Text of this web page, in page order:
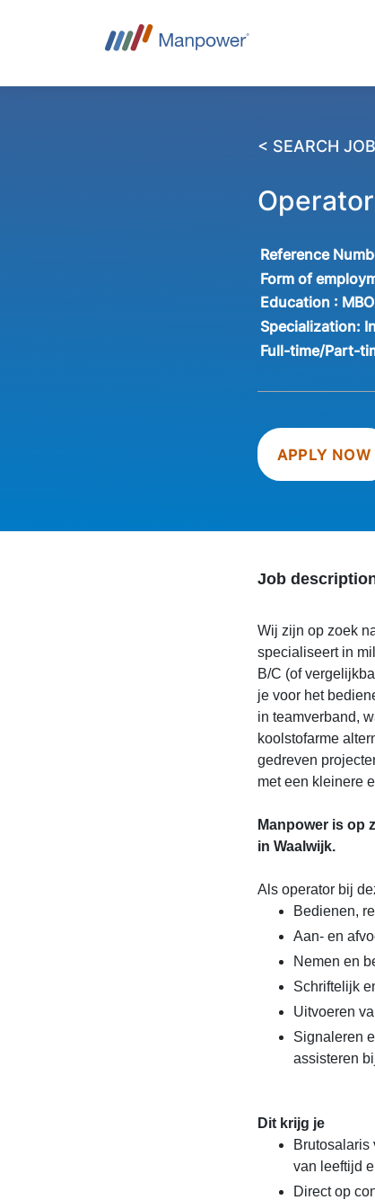
< SEARCH
Reference
Form of
Education : MBO
Specialization:
Full-time/Part-
APPLY NOW
Job
Wij zijn op zoek
specialiseert in
B/C (of
je voor het
in teamverband,
koolstofarme
gedreven
met een kleinere
Manpower is op
in Waalwijk.
Als operator bij
Bedienen,
Aan- en
Nemen en
Schriftelijk
Uitvoeren
Signaleren
assisteren
Dit krijg je
Brutosalaris
van leeftijd
Direct op